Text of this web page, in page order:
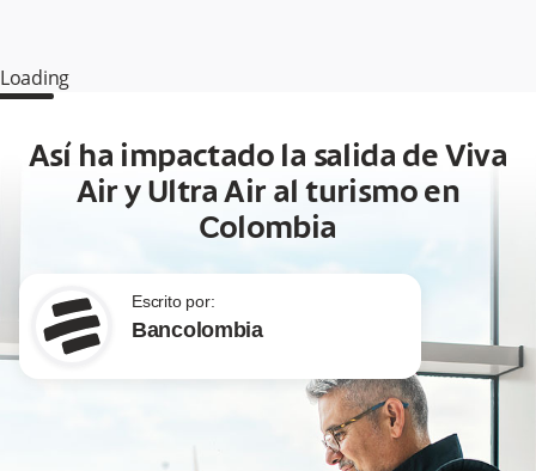
Loading
Así ha impactado la salida de Viva
Air y Ultra Air al turismo en
Colombia
Escrito por:
Bancolombia